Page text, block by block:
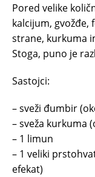
Pored velike
kalcijum, gvožđe,
strane, kurkuma
Stoga, puno je
Sastojci:
– sveži đumbir
– sveža kurkuma
– 1 limun
– 1 veliki
efekat)